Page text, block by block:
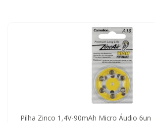
Pilha Zinco 1,4V-90mAh Micro Áudio 6un